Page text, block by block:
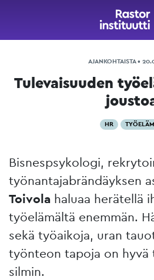
AJANKOHTAISTA •
Tulevaisuuden
HR
Bisnespsykologi,
työnantajabrändäyksen
Toivola haluaa herätellä
työelämältä enemmän.
sekä työaikoja, uran
työnteon tapoja on hyvä
silmin.